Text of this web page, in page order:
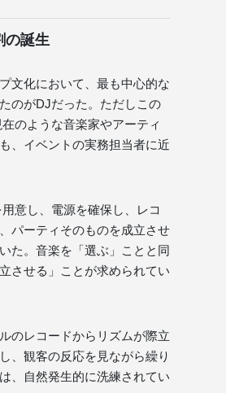
の誕生
文化において、最も中心的な
のがDJだった。ただしこの
のような音楽家やアーティ
、イベントの実務担当者に近
意し、電源を確保し、レコ
パーティそのものを成立させ
た。音楽を「選ぶ」ことと同
させる」ことが求められてい
のレコードからリズムが際立
、観客の反応を見ながら繰り
、自然発生的に洗練されてい